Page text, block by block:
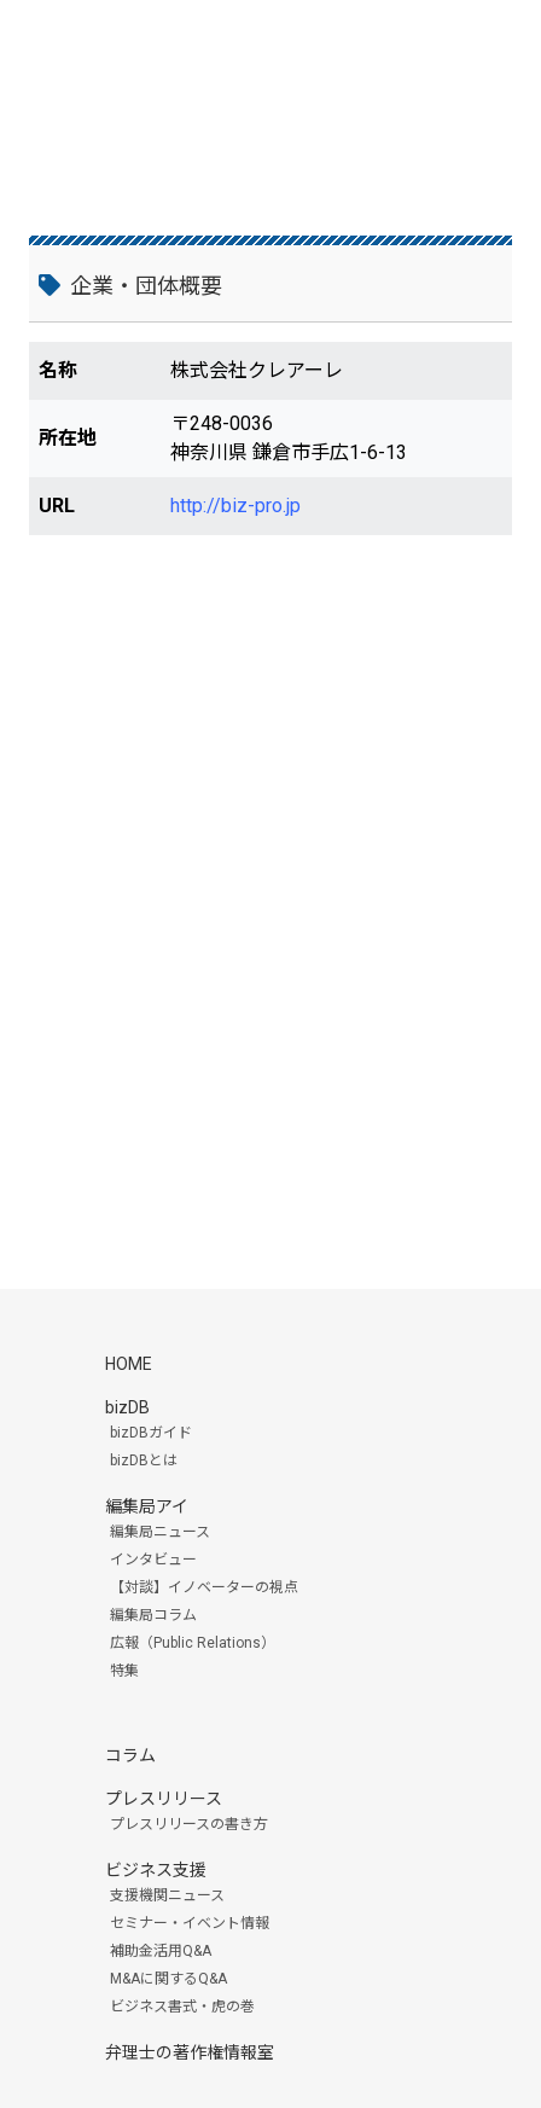
企業・団体概要
名称 株式会社クレアーレ
所在地
〒248-0036
神奈川県 鎌倉市手広1-6-13
URL http://biz-pro.jp
HOME
bizDB
bizDBガイド
bizDBとは
編集局アイ
編集局ニュース
インタビュー
【対談】イノベーターの視点
編集局コラム
広報（Public Relations）
特集
コラム
プレスリリース
プレスリリースの書き方
ビジネス支援
支援機関ニュース
セミナー・イベント情報
補助金活用Q&A
M&Aに関するQ&A
ビジネス書式・虎の巻
弁理士の著作権情報室